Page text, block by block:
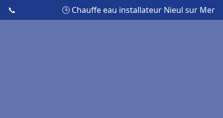
📞 🕒 Chauffe eau installateur Nieul sur Mer